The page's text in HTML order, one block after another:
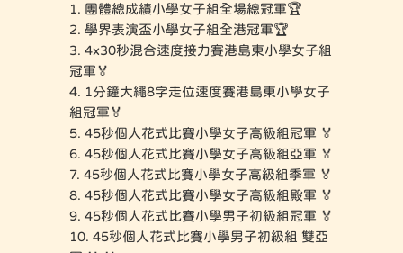
1. 團體總成績小學女子組全場總冠軍🏆
2. ⁠學界表演盃小學女子組全港冠軍🏆
3. ⁠4x30秒混合速度接力賽港島東小學女子組
冠軍🏅
4. ⁠1分鐘大繩8字走位速度賽港島東小學女子
組冠軍🏅
5. ⁠45秒個人花式比賽小學女子高級組冠軍 🏅
6. ⁠45秒個人花式比賽小學女子高級組亞軍 🏅
7. ⁠45秒個人花式比賽小學女子高級組季軍 🏅
8. ⁠45秒個人花式比賽小學女子高級組殿軍 🏅
9. ⁠⁠45秒個人花式比賽小學男子初級組冠軍 🏅
10. ⁠⁠⁠45秒個人花式比賽小學男子初級組 雙亞